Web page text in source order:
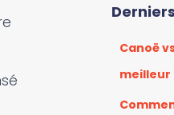
e
r
Canoë
meilleur